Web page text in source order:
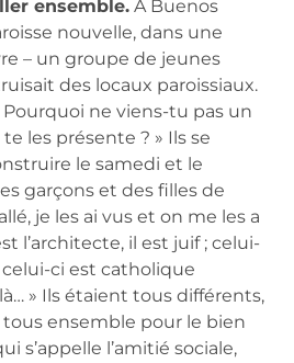
ensemble. À Buenos
nouvelle, dans une
– un groupe de jeunes
des locaux paroissiaux.
Pourquoi ne viens-tu pas un
les présente ? » Ils se
le samedi et le
garçons et des filles de
allé, je les ai vus et on me les a
l’architecte, il est juif ; celui-
ci est catholique
» Ils étaient tous différents,
tous ensemble pour le bien
s’appelle l’amitié sociale,